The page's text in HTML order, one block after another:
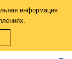
информация